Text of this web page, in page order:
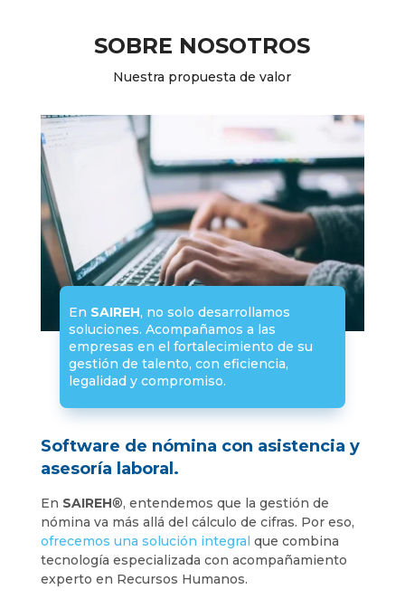
SOBRE NOSOTROS
Nuestra propuesta de valor
Software de nómina con asistencia y
asesoría laboral.
En SAIREH®, entendemos que la gestión de
nómina va más allá del cálculo de cifras. Por eso,
ofrecemos una solución integral que combina
tecnología especializada con acompañamiento
experto en Recursos Humanos.
En SAIREH, no solo desarrollamos
soluciones. Acompañamos a las
empresas en el fortalecimiento de su
gestión de talento, con eficiencia,
legalidad y compromiso.